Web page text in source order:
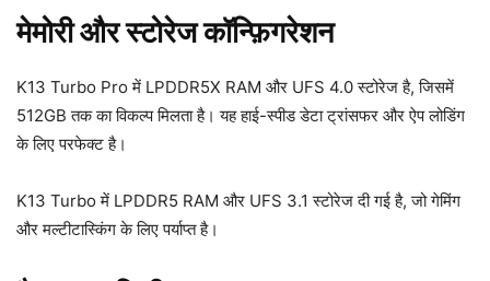
मेमोरी और स्टोरेज कॉन्फ़िगरेशन
K13 Turbo Pro में LPDDR5X RAM और UFS 4.0 स्टोरेज है, जिसमें
512GB तक का विकल्प मिलता है। यह हाई-स्पीड डेटा ट्रांसफर और ऐप लोडिंग
के लिए परफेक्ट है।
K13 Turbo में LPDDR5 RAM और UFS 3.1 स्टोरेज दी गई है, जो गेमिंग
और मल्टीटास्किंग के लिए पर्याप्त है।